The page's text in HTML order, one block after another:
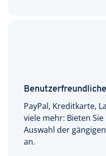
PayPal, Kreditkarte,
viele mehr: Bieten
Auswahl der
an.